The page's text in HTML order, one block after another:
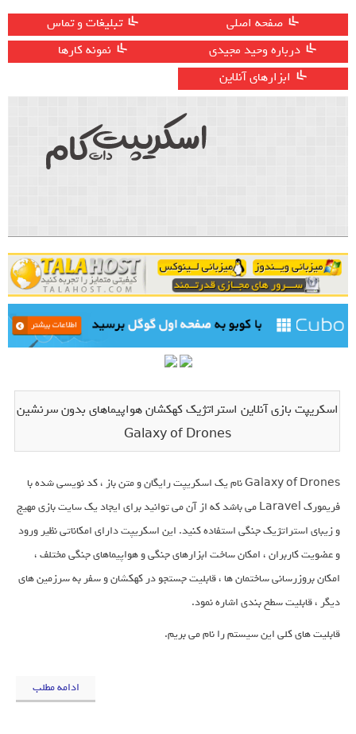
صفحه اصلی
تبلیغات و تماس
درباره وحید مجیدی
نمونه کارها
ابزارهای آنلاین
اسکریپت بازی آنلاین استراتژیک کهکشان هواپیماهای بدون سرنشین
Galaxy of Drones
Galaxy of Drones نام یک اسکریپت رایگان و متن باز ، کد نویسی شده با
فریمورک Laravel می باشد که از آن می توانید برای ایجاد یک سایت بازی مهیج
و زیبای استراتژیک جنگی استفاده کنید. این اسکریپت دارای امکاناتی نظیر ورود
و عضویت کاربران ، امکان ساخت ابزارهای جنگی و هواپیماهای جنگی مختلف ،
امکان بروزرسانی ساختمان ها ، قابلیت جستجو در کهکشان و سفر به سرزمین های
دیگر ، قابلیت سطح بندی اشاره نمود.
قابلیت های کلی این سیستم را نام می بریم.
ادامه مطلب